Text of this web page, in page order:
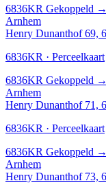
6836KR Gekoppeld →
Arnhem
Henry Dunanthof 69,
6836KR · Perceelkaart
6836KR Gekoppeld →
Arnhem
Henry Dunanthof 71,
6836KR · Perceelkaart
6836KR Gekoppeld →
Arnhem
Henry Dunanthof 73,